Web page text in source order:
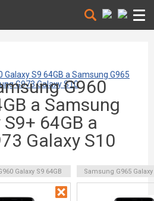
S9 64GB a Samsung G965
G973 Galaxy S10G960
a Samsung
64GB a
Galaxy S10
Galaxy S9 64GB Samsung G965 Galaxy